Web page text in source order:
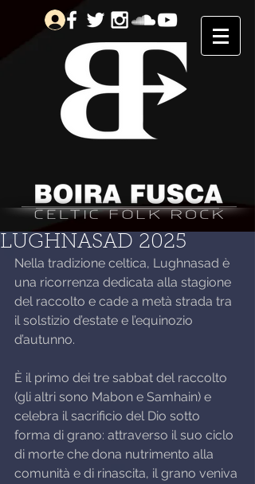
LUGHNASAD 2025
Nella tradizione celtica, Lughnasad è
una ricorrenza dedicata alla stagione
del raccolto e cade a metà strada tra
il solstizio d’estate e l’equinozio
d’autunno.
È il primo dei tre sabbat del raccolto
(gli altri sono Mabon e Samhain) e
celebra il sacrificio del Dio sotto
forma di grano: attraverso il suo ciclo
di morte che dona nutrimento alla
comunità e di rinascita, il grano veniva